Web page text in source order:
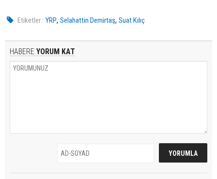
Etiketler : YRP,Selahattin Demirtaş,Suat Kılıç
HABERE YORUM KAT